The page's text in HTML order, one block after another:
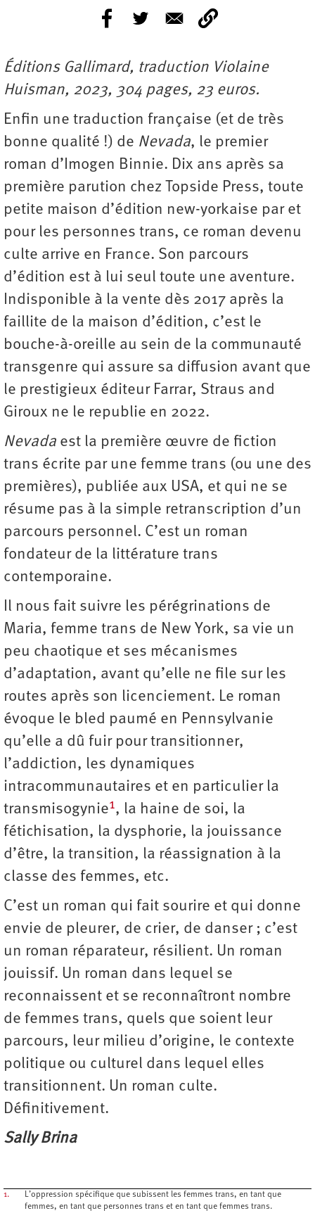
Éditions Gallimard, traduction Violaine
Huisman, 2023, 304 pages, 23 euros.
Enfin une traduction française (et de très
bonne qualité !) de Nevada, le premier
roman d’Imogen Binnie. Dix ans après sa
première parution chez Topside Press, toute
petite maison d’édition new-yorkaise par et
pour les personnes trans, ce roman devenu
culte arrive en France. Son parcours
d’édition est à lui seul toute une aventure.
Indisponible à la vente dès 2017 après la
faillite de la maison d’édition, c’est le
bouche-à-oreille au sein de la communauté
transgenre qui assure sa diffusion avant que
le prestigieux éditeur Farrar, Straus and
Giroux ne le republie en 2022.
Nevada est la première œuvre de fiction
trans écrite par une femme trans (ou une des
premières), publiée aux USA, et qui ne se
résume pas à la simple retranscription d’un
parcours personnel. C’est un roman
fondateur de la littérature trans
contemporaine.
Il nous fait suivre les pérégrinations de
Maria, femme trans de New York, sa vie un
peu chaotique et ses mécanismes
d’adaptation, avant qu’elle ne file sur les
routes après son licenciement. Le roman
évoque le bled paumé en Pennsylvanie
qu’elle a dû fuir pour transitionner,
l’addiction, les dynamiques
intracommunautaires et en particulier la
transmisogynie1, la haine de soi, la
fétichisation, la dysphorie, la jouissance
d’être, la transition, la réassignation à la
classe des femmes, etc.
C’est un roman qui fait sourire et qui donne
envie de pleurer, de crier, de danser ; c’est
un roman réparateur, résilient. Un roman
jouissif. Un roman dans lequel se
reconnaissent et se reconnaîtront nombre
de femmes trans, quels que soient leur
parcours, leur milieu d’origine, le contexte
politique ou culturel dans lequel elles
transitionnent. Un roman culte.
Définitivement.
Sally Brina
1.
L’oppression spécifique que subissent les femmes trans, en tant que
femmes, en tant que personnes trans et en tant que femmes trans.